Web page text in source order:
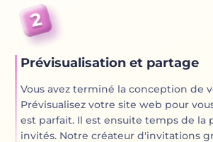
Prévisualisation et partage
Vous avez terminé la conception de
Prévisualisez votre site web pour
est parfait. Il est ensuite temps de la
invités. Notre créateur d'invitations